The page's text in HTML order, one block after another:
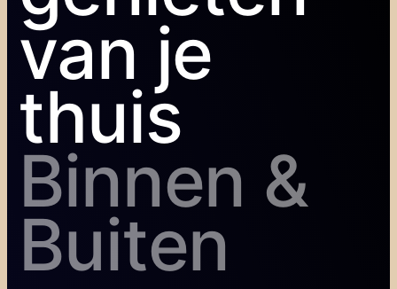
van je
thuis
Binnen &
Buiten